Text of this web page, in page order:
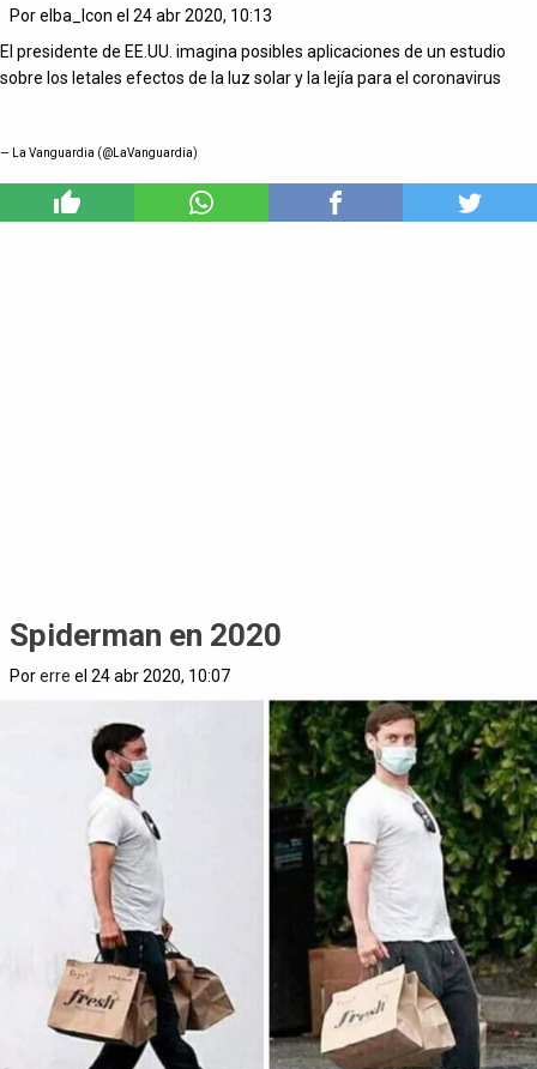
Por elba_lcon el 24 abr 2020, 10:13
El presidente de EE.UU. imagina posibles aplicaciones de un estudio
sobre los letales efectos de la luz solar y la lejía para el coronavirus
— La Vanguardia (@LaVanguardia)
Spiderman en 2020
Porerre el 24 abr 2020, 10:07